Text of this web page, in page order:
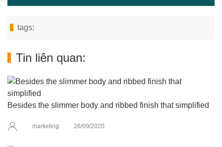
tags:
Tin liên quan:
Besides the slimmer body and ribbed finish that simplified
marketing 26/09/2020